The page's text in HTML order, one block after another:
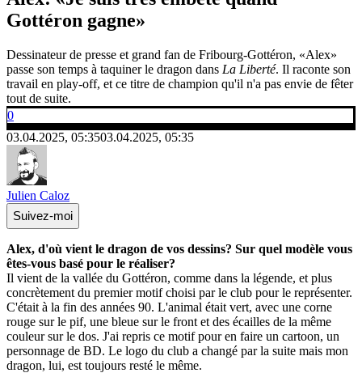
Gottéron gagne»
Dessinateur de presse et grand fan de Fribourg-Gottéron, «Alex»
passe son temps à taquiner le dragon dans La Liberté. Il raconte son
travail en play-off, et ce titre de champion qu'il n'a pas envie de fêter
tout de suite.
0
03.04.2025, 05:3503.04.2025, 05:35
Julien Caloz
Suivez-moi
Alex, d'où vient le dragon de vos dessins? Sur quel modèle vous
êtes-vous basé pour le réaliser?
Il vient de la vallée du Gottéron, comme dans la légende, et plus
concrètement du premier motif choisi par le club pour le représenter.
C'était à la fin des années 90. L'animal était vert, avec une corne
rouge sur le pif, une bleue sur le front et des écailles de la même
couleur sur le dos. J'ai repris ce motif pour en faire un cartoon, un
personnage de BD. Le logo du club a changé par la suite mais mon
dragon, lui, est toujours resté le même.